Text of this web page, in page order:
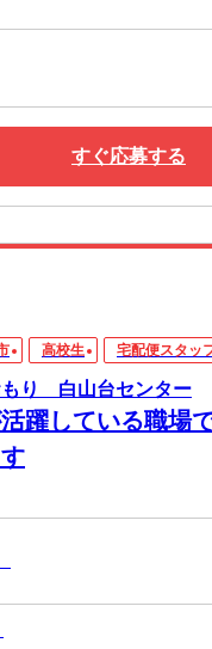
すぐ応募する
高校生 宅配便スタッ
もり 白山台センター
躍している職場